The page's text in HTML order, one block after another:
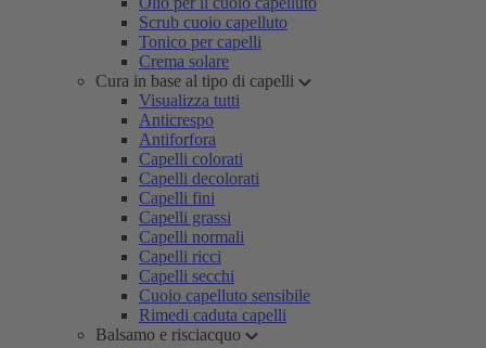
Scrub cuoio capelluto
Tonico per capelli
Crema solare
Cura in base al tipo di capelli
Visualizza tutti
Anticrespo
Antiforfora
Capelli colorati
Capelli decolorati
Capelli fini
Capelli grassi
Capelli normali
Capelli ricci
Capelli secchi
Cuoio capelluto sensibile
Rimedi caduta capelli
Balsamo e risciacquo